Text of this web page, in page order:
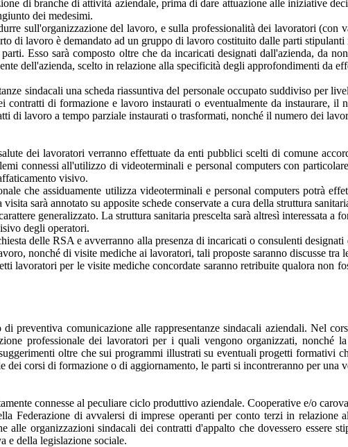
di branche di attività aziendale, prima di dare attuazione alle iniziative
dei medesimi.
sull'organizzazione del lavoro, e sulla professionalità dei lavoratori (con
di lavoro è demandato ad un gruppo di lavoro costituito dalle parti stipulanti
Esso sarà composto oltre che da incaricati designati dall'azienda, da
dell'azienda, scelto in relazione alla specificità degli approfondimenti da
sindacali una scheda riassuntiva del personale occupato suddiviso per
di formazione e lavoro instaurati o eventualmente da instaurare,
di lavoro a tempo parziale instaurati o trasformati, nonché il numero dei
dei lavoratori verranno effettuate da enti pubblici scelti di comune
connessi all'utilizzo di videoterminali e personal computers con
visivo.
che assiduamente utilizza videoterminali e personal computers potrà
sarà annotato su apposite schede conservate a cura della struttura
generalizzato. La struttura sanitaria prescelta sarà altresì interessata a
degli operatori.
delle RSA e avverranno alla presenza di incaricati o consulenti
nonché di visite mediche ai lavoratori, tali proposte saranno discusse
lavoratori per le visite mediche concordate saranno retribuite qualora non
preventiva comunicazione alle rappresentanze sindacali aziendali. Nel
professionale dei lavoratori per i quali vengono organizzati, nonché
oltre che sui programmi illustrati su eventuali progetti formativi
corsi di formazione o di aggiornamento, le parti si incontreranno per una
connesse al peculiare ciclo produttivo aziendale. Cooperative e/o
Federazione di avvalersi di imprese operanti per conto terzi in relazione
organizzazioni sindacali dei contratti d'appalto che dovessero essere
e della legislazione sociale.